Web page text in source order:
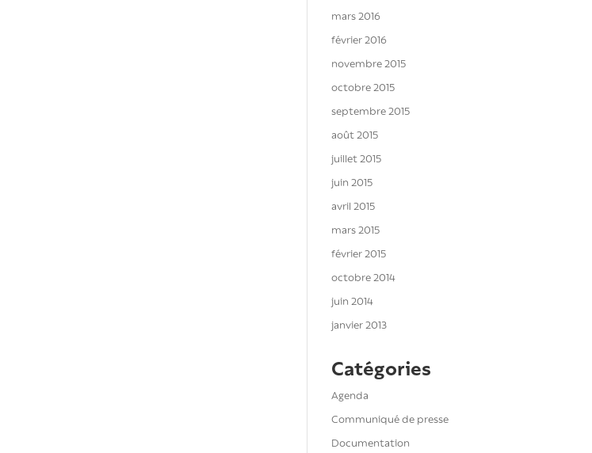
mars 2016
février 2016
novembre 2015
octobre 2015
septembre 2015
août 2015
juillet 2015
juin 2015
avril 2015
mars 2015
février 2015
octobre 2014
juin 2014
janvier 2013
Catégories
Agenda
Communiqué de presse
Documentation